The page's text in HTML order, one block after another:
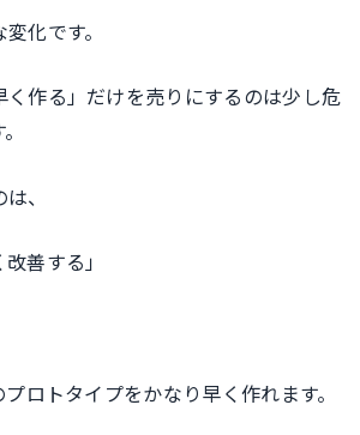
化です。
く作る」だけを売りにするのは少し危
、
善する」
ロトタイプをかなり早く作れます。